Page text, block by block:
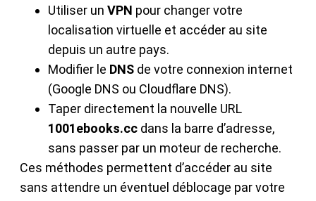
Utiliser un VPN pour changer votre
localisation virtuelle et accéder au site
depuis un autre pays.
Modifier le DNS de votre connexion internet
(Google DNS ou Cloudflare DNS).
Taper directement la nouvelle URL
1001ebooks.cc dans la barre d’adresse,
sans passer par un moteur de recherche.
Ces méthodes permettent d’accéder au site
sans attendre un éventuel déblocage par votre